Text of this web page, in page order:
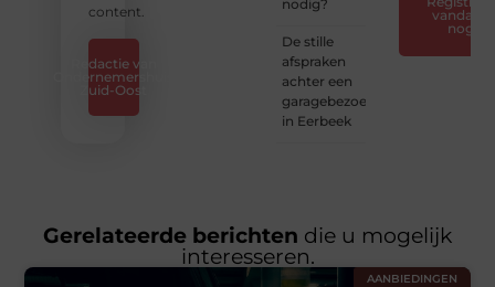
content.
Redactie van
Ondernemershuis
Zuid-Oost
nodig?
De stille
afspraken
achter een
garagebezoek
in Eerbeek
vandaag
nog
Gerelateerde berichten die u mogelijk
interesseren.
AANBIEDINGEN